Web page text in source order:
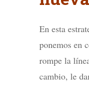
En esta
ponemos en
rompe la
cambio, le